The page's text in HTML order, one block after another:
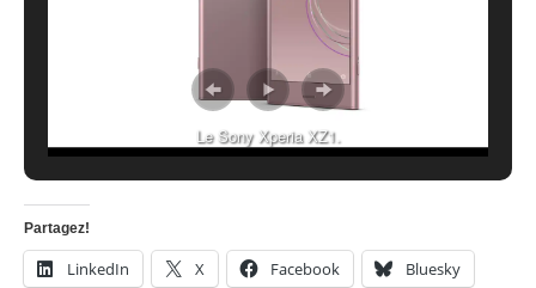
Le Sony Xperia XZ1.
Partagez!
LinkedIn X Facebook Bluesky